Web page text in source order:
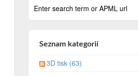
Seznam kategorií
3D tisk (63)